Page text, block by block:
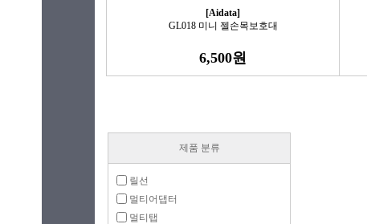
[Aidata]
GL018 미니 젤손목보호대
6,500원
제품 분류
릴선
멀티어댑터
멀티탭